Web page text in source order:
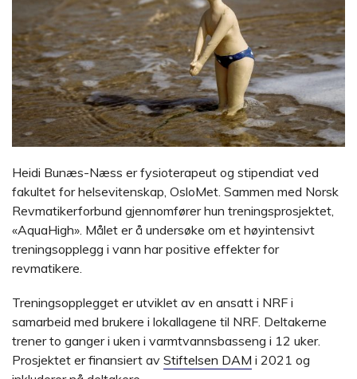
Heidi Bunæs-Næss er fysioterapeut og stipendiat ved
fakultet for helsevitenskap, OsloMet. Sammen med Norsk
Revmatikerforbund gjennomfører hun treningsprosjektet,
«AquaHigh». Målet er å undersøke om et høyintensivt
treningsopplegg i vann har positive effekter for
revmatikere.
Treningsopplegget er utviklet av en ansatt i NRF i
samarbeid med brukere i lokallagene til NRF. Deltakerne
trener to ganger i uken i varmtvannsbasseng i 12 uker.
Prosjektet er finansiert av Stiftelsen DAM i 2021 og